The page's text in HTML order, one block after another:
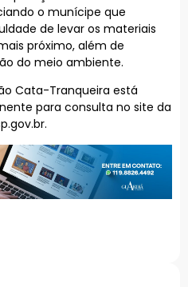
o munícipe que
de levar os materiais
próximo, além de
do meio ambiente.
Cata-Tranqueira está
para consulta no site da